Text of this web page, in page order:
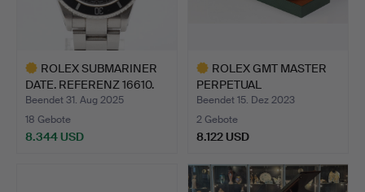
ROLEX SUBMARINER
DATE. REFERENZ 16610.
Beendet 31. Aug 2025
18 Gebote
8.344 USD
ROLEX GMT MASTER
PERPETUAL
HERRENUHR.
Beendet 15. Dez 2023
2 Gebote
8.122 USD
Objekt